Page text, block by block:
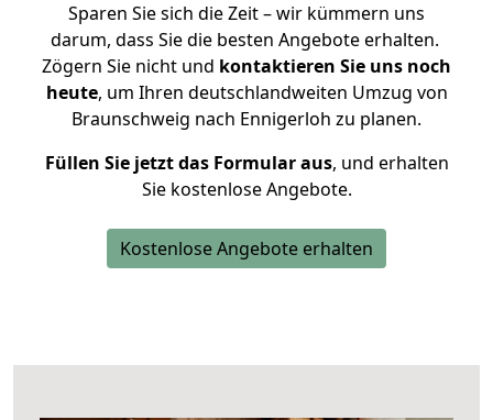
Sparen Sie sich die Zeit – wir kümmern uns
darum, dass Sie die besten Angebote erhalten.
Zögern Sie nicht und kontaktieren Sie uns noch
heute, um Ihren deutschlandweiten Umzug von
Braunschweig nach Ennigerloh zu planen.
Füllen Sie jetzt das Formular aus, und erhalten
Sie kostenlose Angebote.
Kostenlose Angebote erhalten